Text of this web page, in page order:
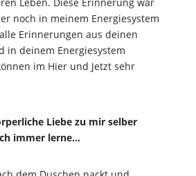
noch in meinem Energiesystem
Erinnerungen aus deinen
in deinem Energiesystem
im Hier und Jetzt sehr
Liebe zu mir selber
immer lerne…